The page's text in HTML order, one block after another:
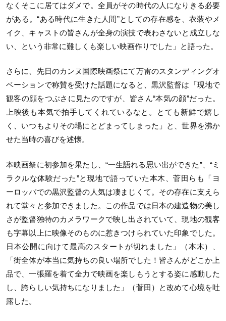
なくそこに居てはダメで。全員がその時代の人になりきる必要
がある。“ある時代に生きた人間”としての存在感を、衣装やメ
イク、キャストの皆さんが全身の演技で表わさないと成立しな
い、という非常に難しくも楽しい映画作りでした」と語った。
さらに、先日のカンヌ国際映画祭にて万雷のスタンディングオ
ベーションで称賛を受けた話題になると、黒沢監督は「現地で
観客の顔をつぶさに見たのですが、皆さん“本気の顔”だった。
上映後も本気で拍手してくれているなと。とても新鮮で嬉し
く、いつもよりその場にとどまってしまった」と、世界を沸か
せた当時の喜びを述懐。
本映画祭に初参加を果たし、“一生語れる思い出ができた”、“ミ
ラクルな体験だった”と現地で語っていた本木、菅田らも「ヨ
ーロッパでの黒沢監督の人気は凄まじくて。その存在に支えら
れて堂々と参加できました。この作品では日本の建造物の美し
さが監督独特のカメラワークで映し出されていて、現地の観客
も字幕以上に映像そのものに惹きつけられていた印象でした。
日本公開に向けて最高のスタートが切れました」（本木）、
「街全体が本当に気持ちの良い場所でした！皆さんがどこか上
品で、一張羅を着て全力で映画を楽しもうとする姿に感動した
し、誇らしい気持ちになりました」（菅田）と改めて心境を吐
露した。